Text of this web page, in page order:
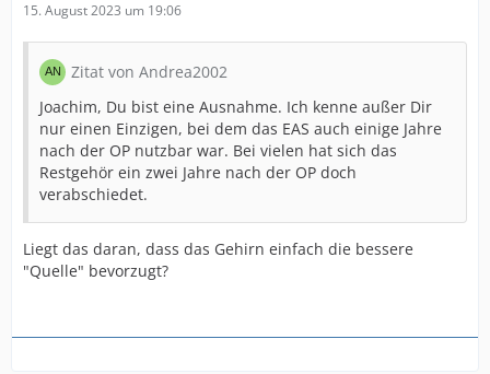
15. August 2023 um 19:06
Zitat von Andrea2002
Joachim, Du bist eine Ausnahme. Ich kenne außer Dir
nur einen Einzigen, bei dem das EAS auch einige Jahre
nach der OP nutzbar war. Bei vielen hat sich das
Restgehör ein zwei Jahre nach der OP doch
verabschiedet.
Liegt das daran, dass das Gehirn einfach die bessere
"Quelle" bevorzugt?